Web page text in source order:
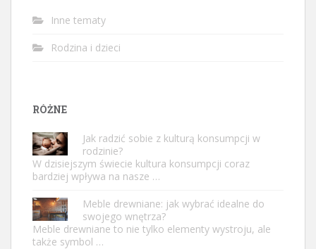
Inne tematy
Rodzina i dzieci
RÓŻNE
Jak radzić sobie z kulturą konsumpcji w
rodzinie?
W dzisiejszym świecie kultura konsumpcji coraz
bardziej wpływa na nasze …
Meble drewniane: jak wybrać idealne do
swojego wnętrza?
Meble drewniane to nie tylko elementy wystroju, ale
także symbol …